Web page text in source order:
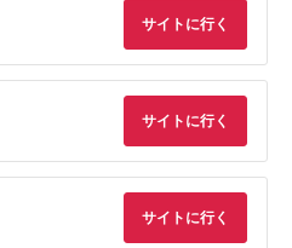
サイトに行く
サイトに行く
サイトに行く